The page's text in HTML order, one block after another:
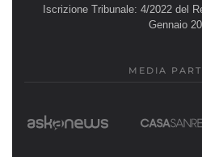
Iscrizione Tribunale: 4/2022 del
Gennaio
MEDIA